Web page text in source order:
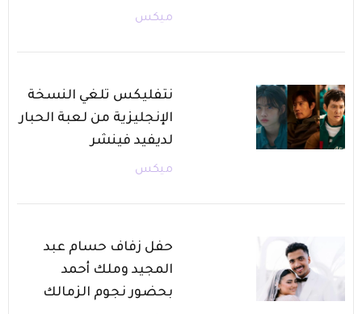
ميكس
نتفليكس تلغي النسخة
الإنجليزية من لعبة الحبار
لديفيد فينشر
ميكس
حفل زفاف حسام عبد
المجيد وملك أحمد
بحضور نجوم الزمالك